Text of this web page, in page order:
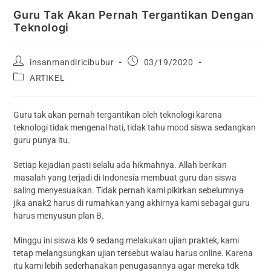
Guru Tak Akan Pernah Tergantikan Dengan
Teknologi
insanmandiricibubur
03/19/2020
ARTIKEL
Guru tak akan pernah tergantikan oleh teknologi karena
teknologi tidak mengenal hati, tidak tahu mood siswa sedangkan
guru punya itu.
Setiap kejadian pasti selalu ada hikmahnya. Allah berikan
masalah yang terjadi di Indonesia membuat guru dan siswa
saling menyesuaikan. Tidak pernah kami pikirkan sebelumnya
jika anak2 harus di rumahkan yang akhirnya kami sebagai guru
harus menyusun plan B.
Minggu ini siswa kls 9 sedang melakukan ujian praktek, kami
tetap melangsungkan ujian tersebut walau harus online. Karena
itu kami lebih sederhanakan penugasannya agar mereka tdk